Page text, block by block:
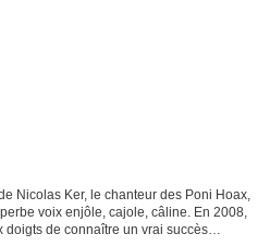
Nicolas Ker, le chanteur des Poni Hoax,
voix enjôle, cajole, câline. En 2008,
doigts de connaître un vrai succès